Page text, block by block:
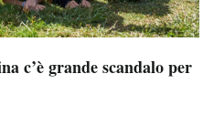
c’è grande scandalo per